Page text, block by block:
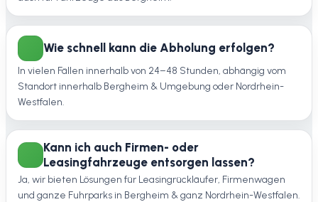
Wie schnell kann die Abholung erfolgen?
In vielen Fällen innerhalb von 24–48 Stunden, abhängig vom
Standort innerhalb Bergheim & Umgebung oder Nordrhein-
Westfalen.
Kann ich auch Firmen- oder
Leasingfahrzeuge entsorgen lassen?
Ja, wir bieten Lösungen für Leasingrückläufer, Firmenwagen
und ganze Fuhrparks in Bergheim & ganz Nordrhein-Westfalen.